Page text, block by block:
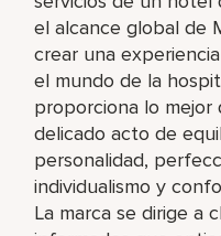
el alcance global de
crear una
el mundo de la
proporciona lo mejor
delicado acto de
personalidad,
individualismo y
La marca se dirige a